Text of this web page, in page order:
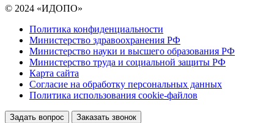
© 2024 «ИДОПО»
Политика конфиденциальности
Министерство здравоохранения РФ
Министерство науки и высшего образования РФ
Министерство труда и социальной защиты РФ
Карта сайта
Согласие на обработку персональных данных
Политика использования сookie-файлов
Задать вопрос Заказать звонок